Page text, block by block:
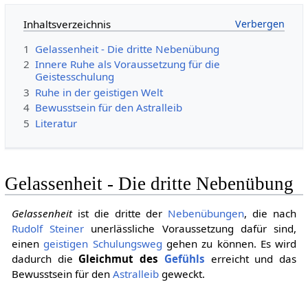
Inhaltsverzeichnis
1 Gelassenheit - Die dritte Nebenübung
2 Innere Ruhe als Voraussetzung für die
Geistesschulung
3 Ruhe in der geistigen Welt
4 Bewusstsein für den Astralleib
5 Literatur
Gelassenheit - Die dritte Nebenübung
Gelassenheitist die dritte der Nebenübungen, die nach
Rudolf Steiner unerlässliche Voraussetzung dafür sind,
einen geistigen Schulungsweg gehen zu können. Es wird
dadurch dieGleichmut des Gefühls erreicht und das
Bewusstsein für den Astralleibgeweckt.